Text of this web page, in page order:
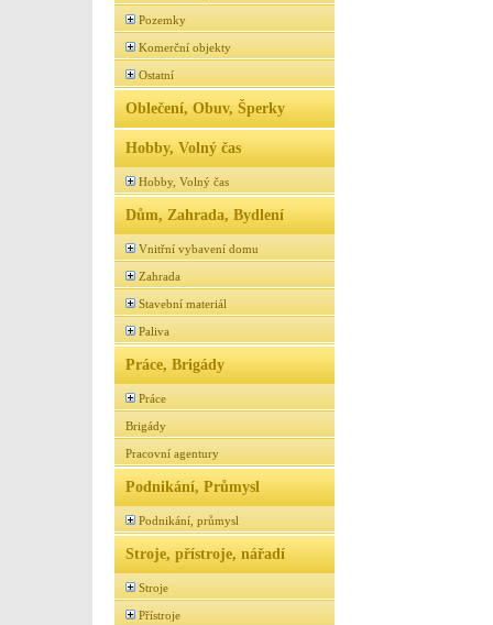
Pozemky
Komerční objekty
Ostatní
Oblečení, Obuv, Šperky
Hobby, Volný čas
Hobby, Volný čas
Dům, Zahrada, Bydlení
Vnitřní vybavení domu
Zahrada
Stavební materiál
Paliva
Práce, Brigády
Práce
Brigády
Pracovní agentury
Podnikání, Průmysl
Podnikání, průmysl
Stroje, přístroje, nářadí
Stroje
Přístroje